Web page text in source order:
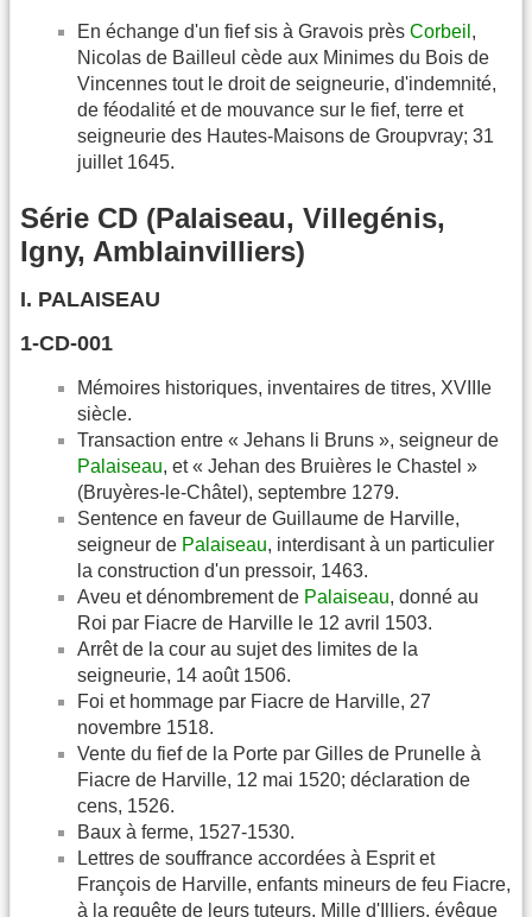
En échange d'un fief sis à Gravois près Corbeil ,
Nicolas de Bailleul cède aux Minimes du Bois de
Vincennes tout le droit de seigneurie, d'indemnité,
de féodalité et de mouvance sur le fief, terre et
seigneurie des Hautes-Maisons de Groupvray; 31
juillet 1645.
Série CD (Palaiseau, Villegénis,
Igny, Amblainvilliers)
I. PALAISEAU
1-CD-001
Mémoires historiques, inventaires de titres, XVIIIe
siècle.
Transaction entre « Jehans li Bruns », seigneur de
Palaiseau, et « Jehan des Bruières le Chastel »
(Bruyères-le-Châtel), septembre 1279.
Sentence en faveur de Guillaume de Harville,
seigneur de Palaiseau, interdisant à un particulier
la construction d'un pressoir, 1463.
Aveu et dénombrement de Palaiseau, donné au
Roi par Fiacre de Harville le 12 avril 1503.
Arrêt de la cour au sujet des limites de la
seigneurie, 14 août 1506.
Foi et hommage par Fiacre de Harville, 27
novembre 1518.
Vente du fief de la Porte par Gilles de Prunelle à
Fiacre de Harville, 12 mai 1520; déclaration de
cens, 1526.
Baux à ferme, 1527-1530.
Lettres de souffrance accordées à Esprit et
François de Harville, enfants mineurs de feu Fiacre,
à la requête de leurs tuteurs, Mille d'Illiers, évêque